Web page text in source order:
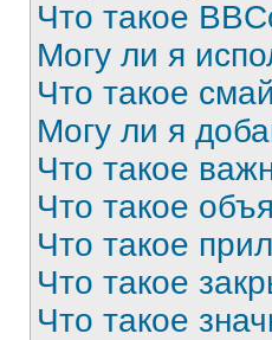
Что такое
Могу ли я
Что такое
Могу ли я
Что такое
Что такое
Что такое
Что такое
Что такое